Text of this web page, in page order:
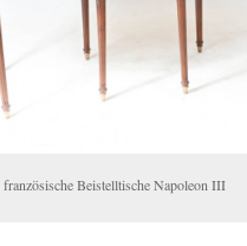
französische Beistelltische Napoleon III